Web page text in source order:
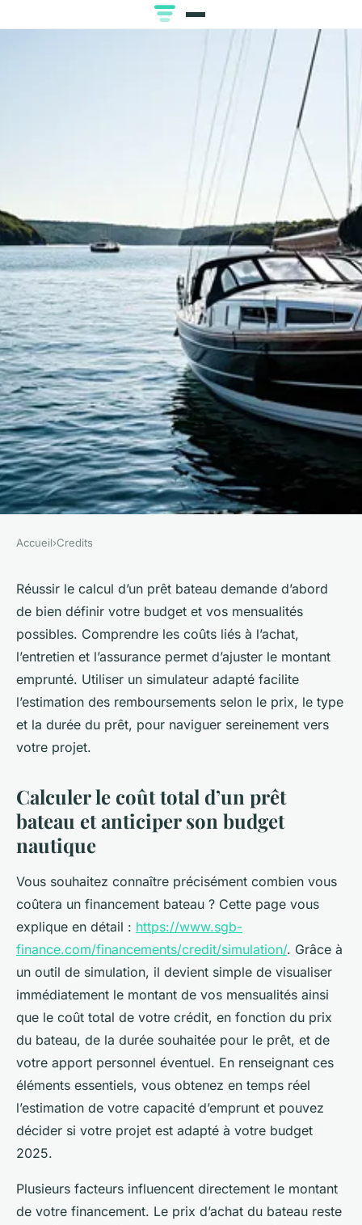
Comment réussir le calcul du
prêt bateau en quelques
étapes
Ibrahim•27 juin 2025•4 min de lecture
Accueil›Credits
Réussir le calcul d’un prêt bateau demande d’abord
de bien définir votre budget et vos mensualités
possibles. Comprendre les coûts liés à l’achat,
l’entretien et l’assurance permet d’ajuster le montant
emprunté. Utiliser un simulateur adapté facilite
l’estimation des remboursements selon le prix, le type
et la durée du prêt, pour naviguer sereinement vers
votre projet.
Calculer le coût total d’un prêt
bateau et anticiper son budget
nautique
Vous souhaitez connaître précisément combien vous
coûtera un financement bateau ? Cette page vous
explique en détail : https://www.sgb-
finance.com/financements/credit/simulation/. Grâce à
un outil de simulation, il devient simple de visualiser
immédiatement le montant de vos mensualités ainsi
que le coût total de votre crédit, en fonction du prix
du bateau, de la durée souhaitée pour le prêt, et de
votre apport personnel éventuel. En renseignant ces
éléments essentiels, vous obtenez en temps réel
l’estimation de votre capacité d’emprunt et pouvez
décider si votre projet est adapté à votre budget
2025.
Plusieurs facteurs influencent directement le montant
de votre financement. Le prix d’achat du bateau reste